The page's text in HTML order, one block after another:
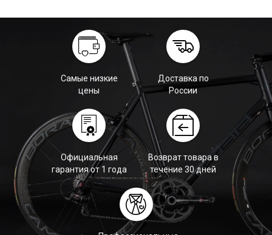
Самые низкие
цены
Доставка по
России
Официальная
гарантия от 1 года
Возврат товара в
течение 30 дней